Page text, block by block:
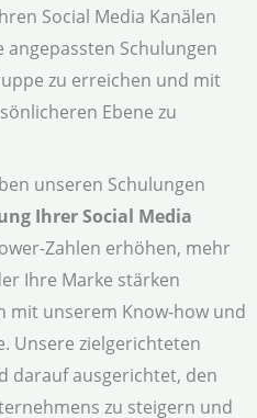
Social Media Kanälen
Schulungen
zu erreichen und mit
Ebene zu
unseren Schulungen
Ihrer Social Media
Zahlen erhöhen, mehr
Ihre Marke stärken
mit unserem Know-how und
Unsere zielgerichteten
darauf ausgerichtet, den
zu steigern und